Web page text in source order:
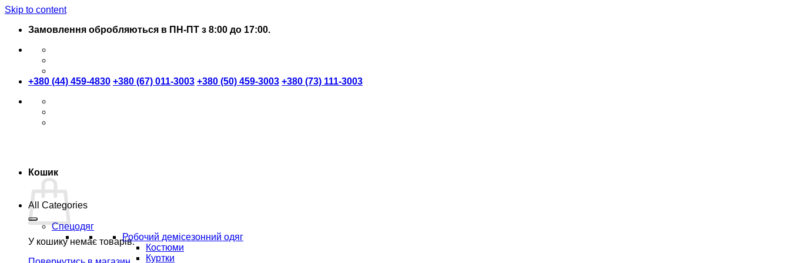
Skip to content
Замовлення обробляються в ПН-ПТ з 8:00 до 17:00.
+380 (44) 459-4830 +380 (67) 011-3003 +380 (50) 459-3003 +380 (73) 111-3003
Кошик
У кошику немає товарів.
All Categories
Спецодяг
Робочий демісезонний одяг
Костюми
Куртки